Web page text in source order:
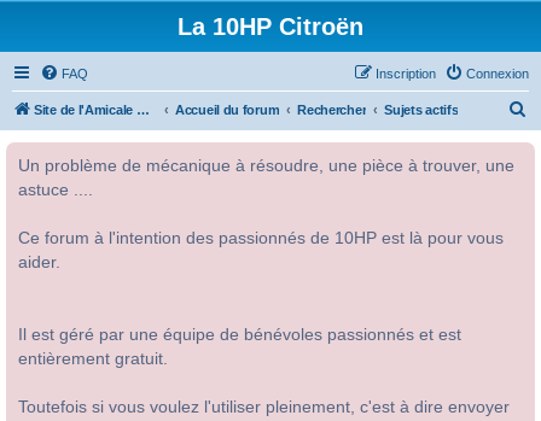
La 10HP Citroën
FAQ Connexion
Inscription
Site de l'Amicale Citroën 10HP Accueil du forum Rechercher Sujets actifs
Un problème de mécanique à résoudre, une pièce à trouver, une
astuce ....
Ce forum à l'intention des passionnés de 10HP est là pour vous
aider.
Il est géré par une équipe de bénévoles passionnés et est
entièrement gratuit.
Toutefois si vous voulez l'utiliser pleinement, c'est à dire envoyer